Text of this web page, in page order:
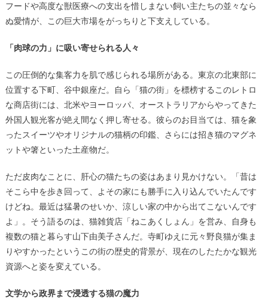
フードや高度な獣医療への支出を惜しまない飼い主たちの並々なら
ぬ愛情が、この巨大市場をがっちりと下支えしている。
「肉球の力」に吸い寄せられる人々
この圧倒的な集客力を肌で感じられる場所がある。東京の北東部に
位置する下町、谷中銀座だ。自ら「猫の街」を標榜するこのレトロ
な商店街には、北米やヨーロッパ、オーストラリアからやってきた
外国人観光客が絶え間なく押し寄せる。彼らのお目当ては、猫を象
ったスイーツやオリジナルの猫柄の印鑑、さらには招き猫のマグネ
ットや箸といった土産物だ。
ただ皮肉なことに、肝心の猫たちの姿はあまり見かけない。「昔は
そこら中を歩き回って、よその家にも勝手に入り込んでいたんです
けどね。最近は猛暑のせいか、涼しい家の中から出てこないんです
よ」。そう語るのは、猫雑貨店「ねこあくしょん」を営み、自身も
複数の猫と暮らす山下由美子さんだ。寺町ゆえに元々野良猫が集ま
りやすかったというこの街の歴史的背景が、現在のしたたかな観光
資源へと姿を変えている。
文学から政界まで浸透する猫の魔力